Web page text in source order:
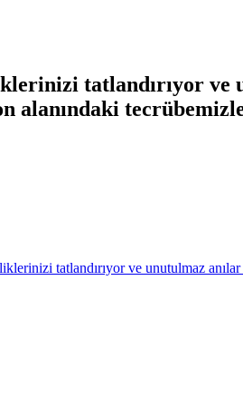
tatlandırıyor
alanındaki